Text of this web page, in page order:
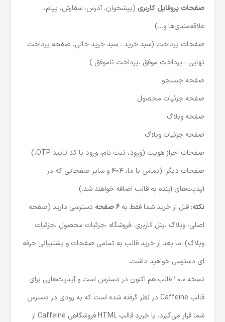
صفحات پروفایل کاربری (پیشخوان، آدرس، سفارش، پیام،
علاقه‌مندی‌ها و…)
صفحات پرداخت (سبد خرید ، سبد خرید خالی، صفحه پرداخت
نهایی ، پرداخت موفق ،پرداخت ناموفق )
صفحه جستجو
صفحه جزئیات محصول
صفحه وبلاگ
صفحه جزئیات وبلاگ
صفحات احراز هویت (ورود، ثبت نام، ورود با کد تایید OTP،)
صفحات دیگر: (تماس با ما، 404 و سایر صفحاتی که در
آپدیت‌های آینده به قالب اضافه خواهند شد.)
نکته: قبل از خرید شما فقط به 6 صفحه
دسترسی دارید (صفحه
اصلی، وبلاگ ،پنل کاربری ،فروشگاه ،جزئیات محصول ،جزئیات
وبلاگ) اما بعد از خرید قالب به تمامی صفحات و پشتیبانی حرفه
ای دسترسی خواهید داشت.
نسخه 1.0.0 قالب هم اکنون در دسترس است و آپدیت‌هایی برای
قالب Caffeine در نظر گرفته شده است که به زودی در دسترس
شما قرار می‌گیرد. با خرید قالب HTML فروشگاهی Caffeine از